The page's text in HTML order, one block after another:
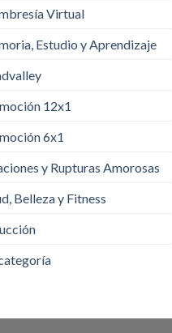
Virtual
Estudio y Aprendizaje
12x1
6x1
y Rupturas Amorosas
Belleza y Fitness